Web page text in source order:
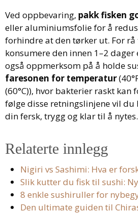
Ved oppbevaring, pakk fisken
eller aluminiumsfolie for å
forhindre at den tørker ut. For rå
konsumere den innen 1–2
også oppmerksom på å holde
faresonen for temperatur
(60°C)), hvor bakterier raskt kan
følge disse retningslinjene vil du
din fersk, trygg og klar til å nytes.
Relaterte innlegg
Nigiri vs Sashimi: Hva er
Slik kutter du fisk til sushi:
8 enkle sushiruller for
Den ultimate guiden til